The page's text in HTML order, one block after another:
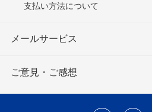
支払い方法について
メールサービス
ご意見・ご感想